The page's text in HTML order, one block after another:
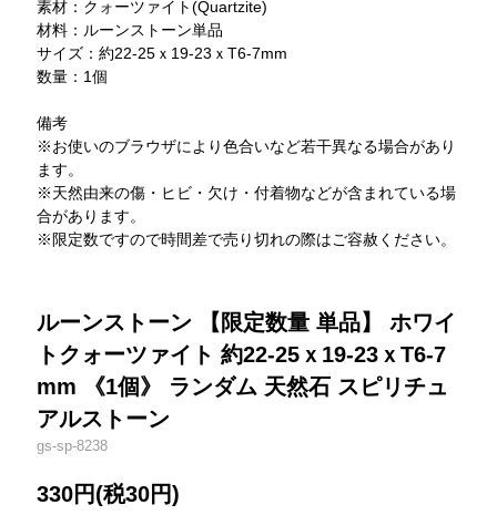
素材：クォーツァイト(Quartzite)
材料：ルーンストーン単品
サイズ：約22-25ｘ19-23ｘT6-7mm
数量：1個
備考
※お使いのブラウザにより色合いなど若干異なる場合があり
ます。
※天然由来の傷・ヒビ・欠け・付着物などが含まれている場
合があります。
※限定数ですので時間差で売り切れの際はご容赦ください。
ルーンストーン 【限定数量 単品】 ホワイ
トクォーツァイト 約22-25ｘ19-23ｘT6-7
mm 《1個》 ランダム 天然石 スピリチュ
アルストーン
gs-sp-8238
330円(税30円)